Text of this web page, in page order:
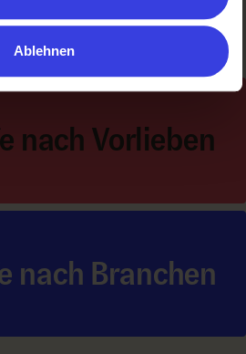
Ablehnen
nach Vorlieben
nach Branchen